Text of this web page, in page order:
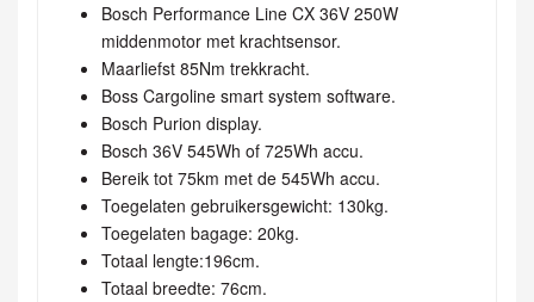
Bosch Performance Line CX 36V 250W
middenmotor met krachtsensor.
Maarliefst 85Nm trekkracht.
Boss Cargoline smart system software.
Bosch Purion display.
Bosch 36V 545Wh of 725Wh accu.
Bereik tot 75km met de 545Wh accu.
Toegelaten gebruikersgewicht: 130kg.
Toegelaten bagage: 20kg.
Totaal lengte:196cm.
Totaal breedte: 76cm.